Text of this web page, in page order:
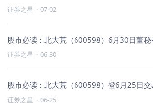
证券之星 · 07-02
股市必读：北大荒（600598）6月30日董秘
证券之星 · 06-30
股市必读：北大荒（600598）登6月25日交
证券之星 · 06-25